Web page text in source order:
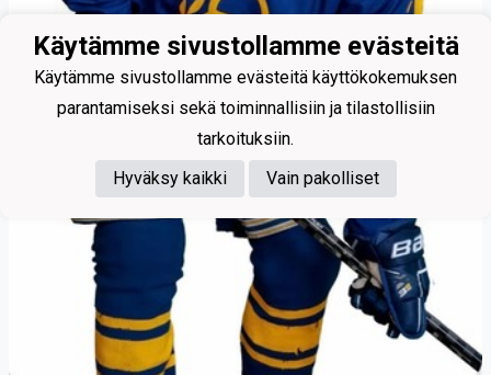
Käytämme sivustollamme evästeitä
Käytämme sivustollamme evästeitä käyttökokemuksen
parantamiseksi sekä toiminnallisiin ja tilastollisiin
tarkoituksiin.
Hyväksy kaikki
Vain pakolliset